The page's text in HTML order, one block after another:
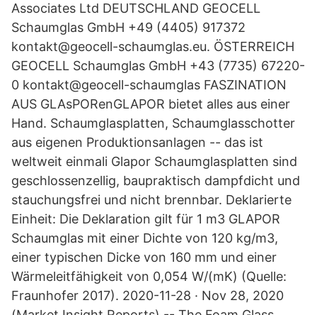
Associates Ltd DEUTSCHLAND GEOCELL
Schaumglas GmbH +49 (4405) 917372
kontakt@geocell-schaumglas.eu. ÖSTERREICH
GEOCELL Schaumglas GmbH +43 (7735) 67220-
0 kontakt@geocell-schaumglas FASZINATION
AUS GLAsPORenGLAPOR bietet alles aus einer
Hand. Schaumglasplatten, Schaumglasschotter
aus eigenen Produktionsanlagen -- das ist
weltweit einmali Glapor Schaumglasplatten sind
geschlossenzellig, baupraktisch dampfdicht und
stauchungsfrei und nicht brennbar. Deklarierte
Einheit: Die Deklaration gilt für 1 m3 GLAPOR
Schaumglas mit einer Dichte von 120 kg/m3,
einer typischen Dicke von 160 mm und einer
Wärmeleitfähigkeit von 0,054 W/(mK) (Quelle:
Fraunhofer 2017). 2020-11-28 · Nov 28, 2020